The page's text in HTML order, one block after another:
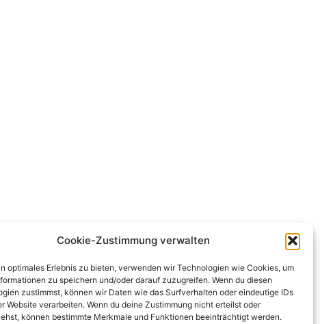
Cookie-Zustimmung verwalten
optimales Erlebnis zu bieten, verwenden wir Technologien wie Cookies, um
zu speichern und/oder darauf zuzugreifen. Wenn du diesen
zustimmst, können wir Daten wie das Surfverhalten oder eindeutige IDs
Website verarbeiten. Wenn du deine Zustimmung nicht erteilst oder
können bestimmte Merkmale und Funktionen beeinträchtigt werden.